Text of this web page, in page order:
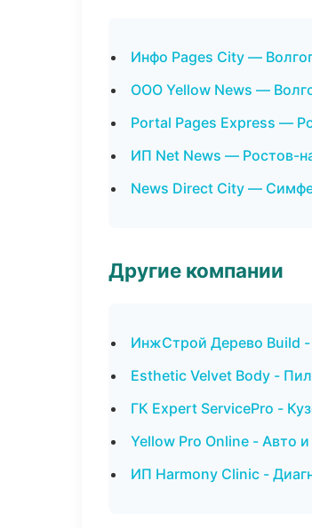
Инфо Pages City —
ООО Yellow News —
Portal Pages Express —
ИП Net News — Ростов-
News Direct City —
Другие компании
ИнжСтрой Дерево Build
Esthetic Velvet Body -
ГК Expert ServicePro -
Yellow Pro Online - Авто
ИП Harmony Clinic -